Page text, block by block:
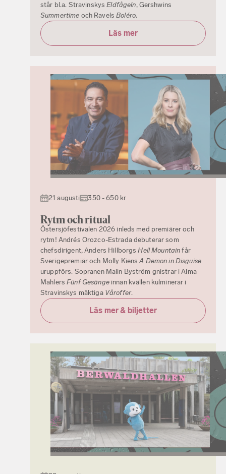
står bl.a. StravinskysEldfågeln, Gershwins
Summertime och RavelsBoléro.
Läs mer
21 augusti 350 - 650 kr
Rytm och ritual
Östersjöfestivalen 2026 inleds med premiärer och
rytm! Andrés Orozco-Estrada debuterar som
chefsdirigent, Anders HillborgsHell Mountainfår
Sverigepremiär och Molly KiensA Demon in Disguise
uruppförs. Sopranen Malin Byström gnistrar i Alma
MahlersFünf Gesänge innan kvällen kulminerar i
Stravinskys mäktiga Våroffer.
Läs mer & biljetter